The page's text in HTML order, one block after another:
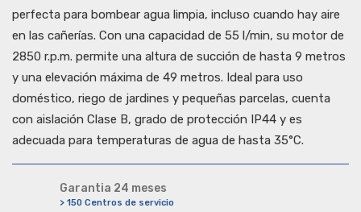
perfecta para bombear agua limpia, incluso cuando hay aire
en las cañerías. Con una capacidad de 55 l/min, su motor de
2850 r.p.m. permite una altura de succión de hasta 9 metros
y una elevación máxima de 49 metros. Ideal para uso
doméstico, riego de jardines y pequeñas parcelas, cuenta
con aislación Clase B, grado de protección IP44 y es
adecuada para temperaturas de agua de hasta 35°C.
Garantia 24 meses
> 150 Centros de servicio